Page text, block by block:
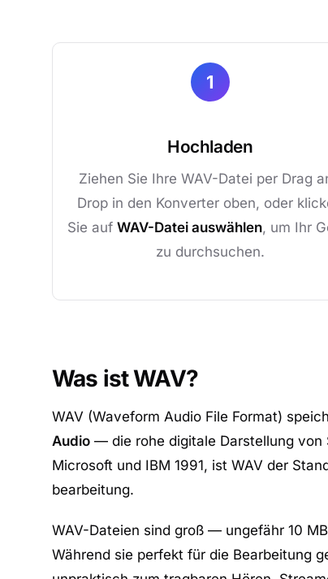
1
Hochladen
Ziehen Sie Ihre WAV-Datei per Drag
Drop in den Konverter oben, oder
Sie aufWAV-Datei auswählen, um Ihr
zu durchsuchen.
Was ist WAV?
WAV (Waveform Audio File Format)
Audio — die rohe digitale Darstellung von
Microsoft und IBM 1991, ist WAV der
bearbeitung.
WAV-Dateien sind groß — ungefähr 10
Während sie perfekt für die Bearbeitung